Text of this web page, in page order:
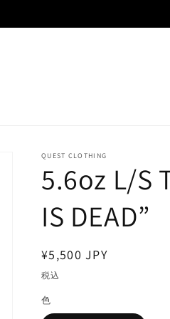
QUEST CLOTHING
5.6oz L/S
IS DEAD”
通
常
価
格
¥5,500 JPY
税込
色